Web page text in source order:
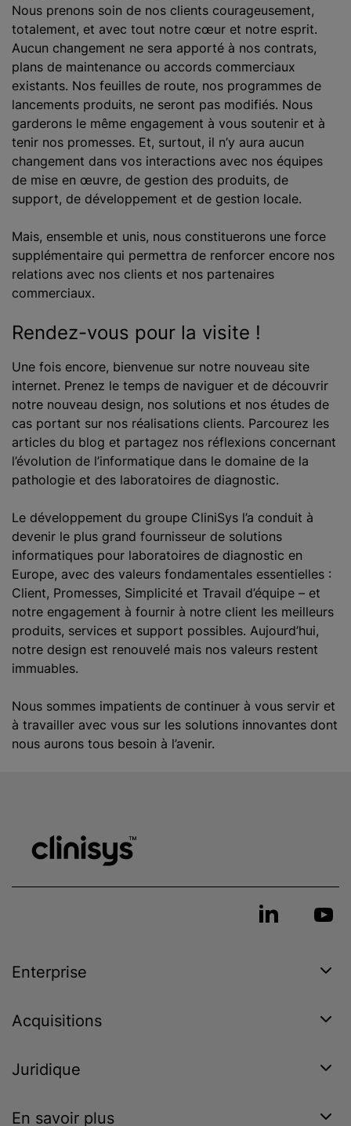
Nous prenons soin de nos clients courageusement,
totalement, et avec tout notre cœur et notre esprit.
Aucun changement ne sera apporté à nos contrats,
plans de maintenance ou accords commerciaux
existants. Nos feuilles de route, nos programmes de
lancements produits, ne seront pas modifiés. Nous
garderons le même engagement à vous soutenir et à
tenir nos promesses. Et, surtout, il n’y aura aucun
changement dans vos interactions avec nos équipes
de mise en œuvre, de gestion des produits, de
support, de développement et de gestion locale.
Mais, ensemble et unis, nous constituerons une force
supplémentaire qui permettra de renforcer encore nos
relations avec nos clients et nos partenaires
commerciaux.
Rendez-vous pour la visite !
Une fois encore, bienvenue sur notre nouveau site
internet. Prenez le temps de naviguer et de découvrir
notre nouveau design, nos solutions et nos études de
cas portant sur nos réalisations clients. Parcourez les
articles du blog et partagez nos réflexions concernant
l’évolution de l’informatique dans le domaine de la
pathologie et des laboratoires de diagnostic.
Le développement du groupe CliniSys l’a conduit à
devenir le plus grand fournisseur de solutions
informatiques pour laboratoires de diagnostic en
Europe, avec des valeurs fondamentales essentielles :
Client, Promesses, Simplicité et Travail d’équipe – et
notre engagement à fournir à notre client les meilleurs
produits, services et support possibles. Aujourd’hui,
notre design est renouvelé mais nos valeurs restent
immuables.
Nous sommes impatients de continuer à vous servir et
à travailler avec vous sur les solutions innovantes dont
nous aurons tous besoin à l’avenir.
Enterprise
Acquisitions
Juridique
En savoir plus